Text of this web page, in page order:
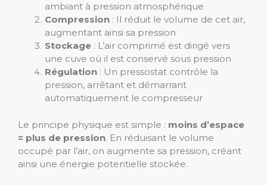
ambiant à pression atmosphérique
Compression : Il réduit le volume de cet air,
augmentant ainsi sa pression
Stockage : L’air comprimé est dirigé vers
une cuve où il est conservé sous pression
Régulation : Un pressostat contrôle la
pression, arrêtant et démarrant
automatiquement le compresseur
Le principe physique est simple : moins d’espace
= plus de pression. En réduisant le volume
occupé par l’air, on augmente sa pression, créant
ainsi une énergie potentielle stockée.